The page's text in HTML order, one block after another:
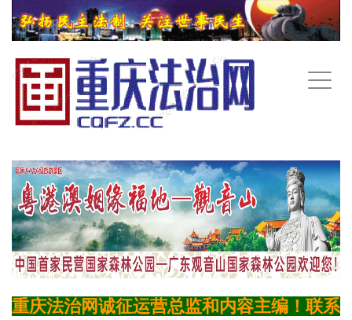
手
机
重庆法治网诚征运营总监和内容主编！联系